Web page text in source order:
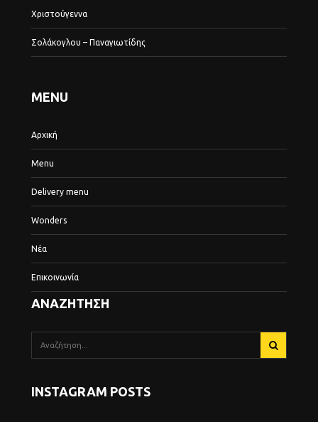
Χριστούγεννα
Σολάκογλου – Παναγιωτίδης
MENU
Αρχική
Menu
Delivery menu
Wonders
Νέα
Επικοινωνία
ΑΝΑΖΗΤΗΣΗ
INSTAGRAM POSTS